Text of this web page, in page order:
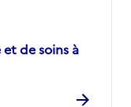
et de soins à